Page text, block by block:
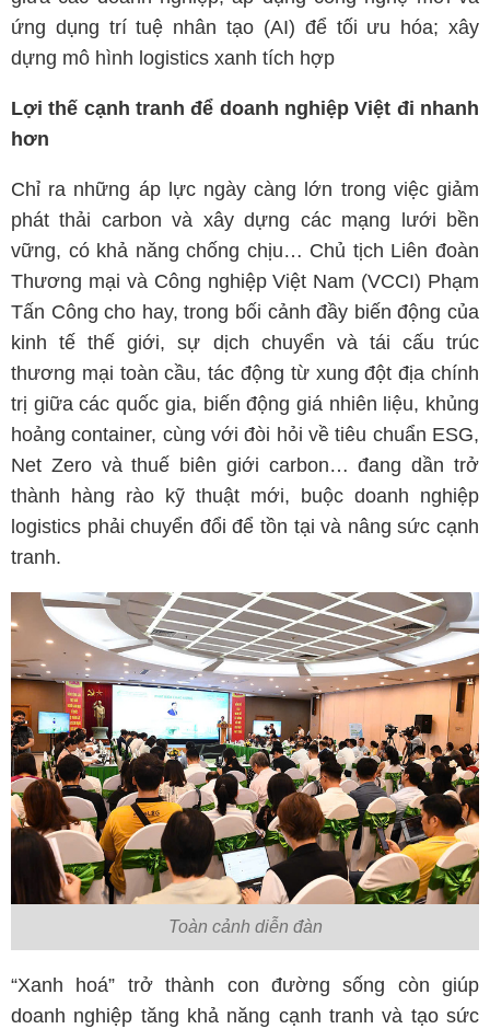
ứng dụng trí tuệ nhân tạo (AI) để tối ưu hóa; xây
dựng mô hình logistics xanh tích hợp
Lợi thế cạnh tranh để doanh nghiệp Việt đi nhanh
hơn
Chỉ ra những áp lực ngày càng lớn trong việc giảm
phát thải carbon và xây dựng các mạng lưới bền
vững, có khả năng chống chịu… Chủ tịch Liên đoàn
Thương mại và Công nghiệp Việt Nam (VCCI) Phạm
Tấn Công cho hay, trong bối cảnh đầy biến động của
kinh tế thế giới, sự dịch chuyển và tái cấu trúc
thương mại toàn cầu, tác động từ xung đột địa chính
trị giữa các quốc gia, biến động giá nhiên liệu, khủng
hoảng container, cùng với đòi hỏi về tiêu chuẩn ESG,
Net Zero và thuế biên giới carbon… đang dần trở
thành hàng rào kỹ thuật mới, buộc doanh nghiệp
logistics phải chuyển đổi để tồn tại và nâng sức cạnh
tranh.
Toàn cảnh diễn đàn
“Xanh hoá” trở thành con đường sống còn giúp
doanh nghiệp tăng khả năng cạnh tranh và tạo sức